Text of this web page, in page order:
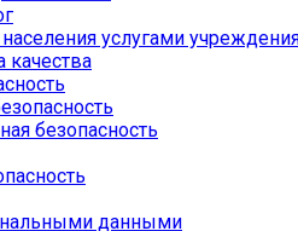
услугами
качества
безопасность
данными